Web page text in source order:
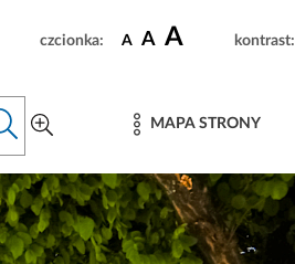
czcionka: A A A kontrast:
MAPA STRONY